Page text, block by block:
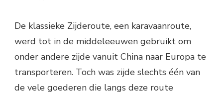
De klassieke Zijderoute, een karavaanroute,
werd tot in de middeleeuwen gebruikt om
onder andere zijde vanuit China naar Europa te
transporteren. Toch was zijde slechts één van
de vele goederen die langs deze route